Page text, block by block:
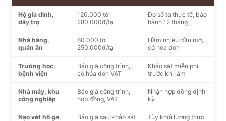
Hộ gia đình,
dãy trọ
120.000 tới
280.000đ/tạ
Đo số tạ thực tế, bảo
hành 12 tháng
Nhà hàng,
quán ăn
80.000 tới
250.000đ/tạ
Hầm nhiều dầu mỡ,
có hóa đơn
Trường học,
bệnh viện
Báo giá công trình,
có hóa đơn VAT
Khảo sát miễn phí
trước khi làm
Nhà máy, khu
công nghiệp
Báo giá công trình,
hợp đồng, VAT
Nhận hợp đồng định
kỳ
Nạo vét hố ga,
Báo giá sau khảo sát
Tùy khối lượng thực